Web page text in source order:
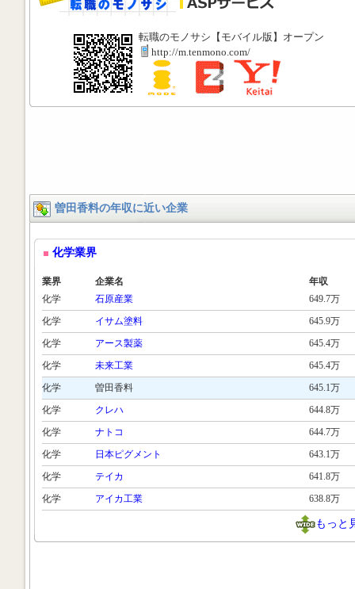
転職のモノサシ【モバイル版】オープン
http://m.tenmono.com/
曽田香料の年収に近い企業
化学業界
業界 企業名
年収
化学
石原産業
649.7万
化学
イサム塗料
645.9万
化学
アース製薬
645.4万
化学
未来工業
645.4万
化学
曽田香料
645.1万
化学
クレハ
644.8万
化学
ナトコ
644.7万
化学
日本ピグメント
643.1万
化学
テイカ
641.8万
化学
アイカ工業 638.8万
もっと